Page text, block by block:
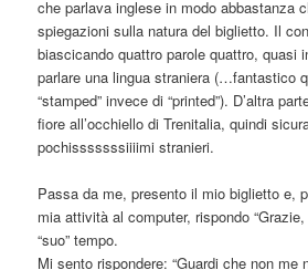
che parlava inglese in modo abbastanza
spiegazioni sulla natura del biglietto. Il
biascicando quattro parole quattro, quasi
parlare una lingua straniera (…fantastico
“stamped” invece di “printed”). D’altra
fiore all’occhiello di Trenitalia, quindi
pochisssssssiiiimi stranieri.
Passa da me, presento il mio biglietto e,
mia attività al computer, rispondo
“suo” tempo.
Mi sento rispondere: “Guardi che non me